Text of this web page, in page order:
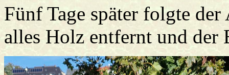
Fünf Tage später folgte
alles Holz entfernt und der